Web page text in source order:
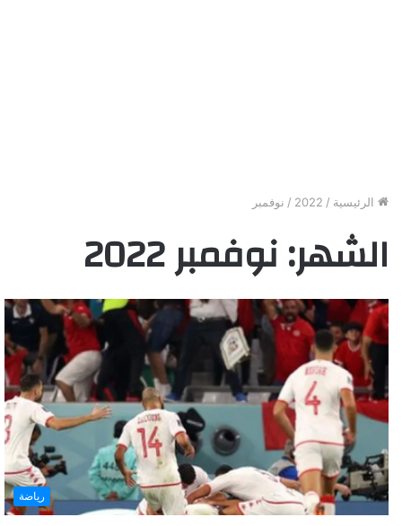
الرئيسية /
2022
/ نوفمبر
الشهر:نوفمبر 2022
رياضة